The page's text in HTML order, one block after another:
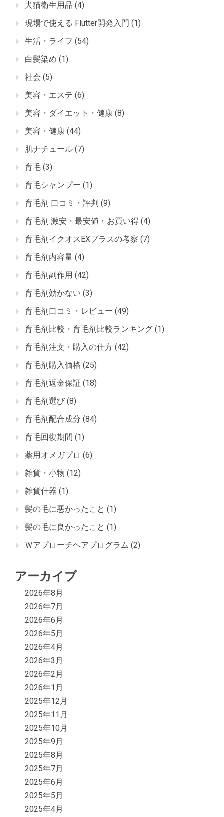
犬猫衛生用品 (4)
現場で使える Flutter開発入門 (1)
生活・ライフ (54)
白髪染め (1)
社会 (5)
美容・エステ (6)
美容・ダイエット・健康 (8)
美容・健康 (44)
肌ナチュール (7)
育毛 (3)
育毛シャンプー (1)
育毛剤 口コミ・評判 (9)
育毛剤 激安・最安値・お買い得 (4)
育毛剤イクオスEXプラスの考察 (7)
育毛剤内容量 (4)
育毛剤副作用 (42)
育毛剤効かない (3)
育毛剤口コミ・レビュー (49)
育毛剤比較・育毛剤比較ランキング (1)
育毛剤注文・購入の仕方 (42)
育毛剤購入価格 (25)
育毛剤返金保証 (18)
育毛剤選び (8)
育毛剤配合成分 (84)
育毛回復期間 (1)
薬用オメガプロ (6)
雑貨・小物 (12)
雑貨什器 (1)
髪の毛に悪かったこと (1)
髪の毛に良かったこと (1)
Ｗアプローチヘアプログラム (2)
アーカイブ
2026年8月
2026年7月
2026年6月
2026年5月
2026年4月
2026年3月
2026年2月
2026年1月
2025年12月
2025年11月
2025年10月
2025年9月
2025年8月
2025年7月
2025年6月
2025年5月
2025年4月